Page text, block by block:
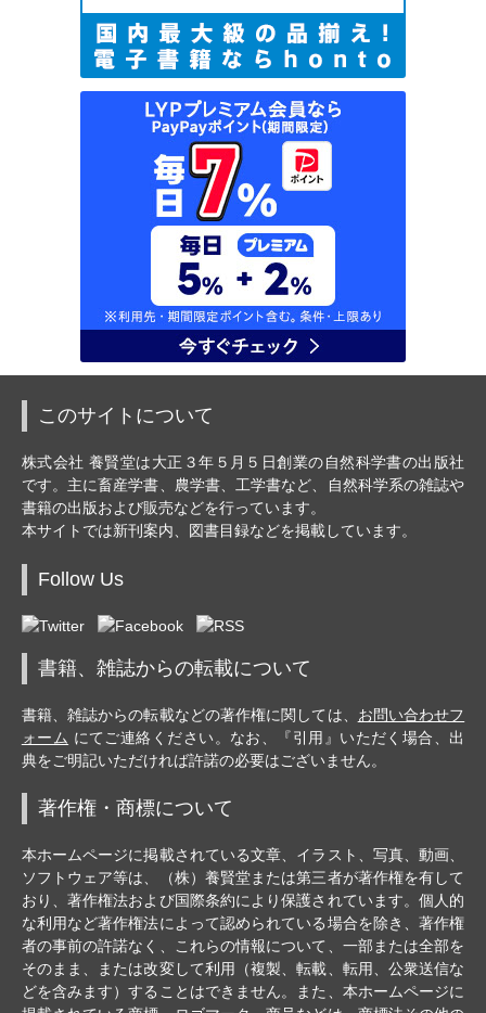
このサイトについて
株式会社 養賢堂は大正３年５月５日創業の自然科学書の出版社
です。主に畜産学書、農学書、工学書など、自然科学系の雑誌や
書籍の出版および販売などを行っています。
本サイトでは新刊案内、図書目録などを掲載しています。
Follow Us
書籍、雑誌からの転載について
書籍、雑誌からの転載などの著作権に関しては、 お問い合わせフ
ォーム にてご連絡ください。なお、『引用』いただく場合、出
典をご明記いただければ許諾の必要はございません。
著作権・商標について
本ホームページに掲載されている文章、イラスト、写真、動画、
ソフトウェア等は、（株）養賢堂または第三者が著作権を有して
おり、著作権法および国際条約により保護されています。個人的
な利用など著作権法によって認められている場合を除き、著作権
者の事前の許諾なく、これらの情報について、一部または全部を
そのまま、または改変して利用（複製、転載、転用、公衆送信な
どを含みます）することはできません。また、本ホームページに